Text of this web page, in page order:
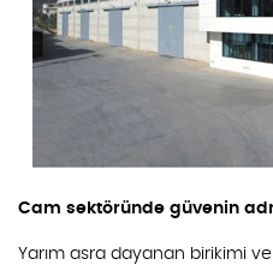
Cam sektöründe güvenin
Yarım asra dayanan birikimi